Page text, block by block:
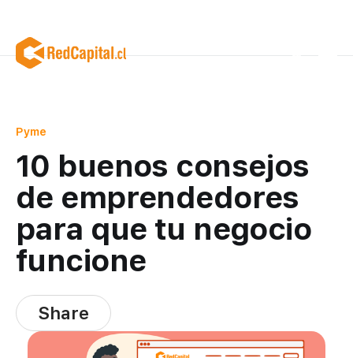
Pyme
10 buenos consejos
de emprendedores
para que tu negocio
funcione
Share